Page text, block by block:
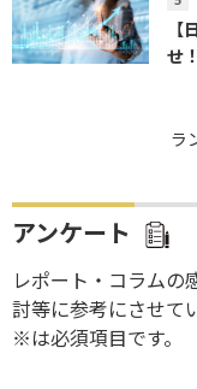
せ
ラ
アンケート
レポート・コラムの
討等に参考にさせて
※は必須項目です。